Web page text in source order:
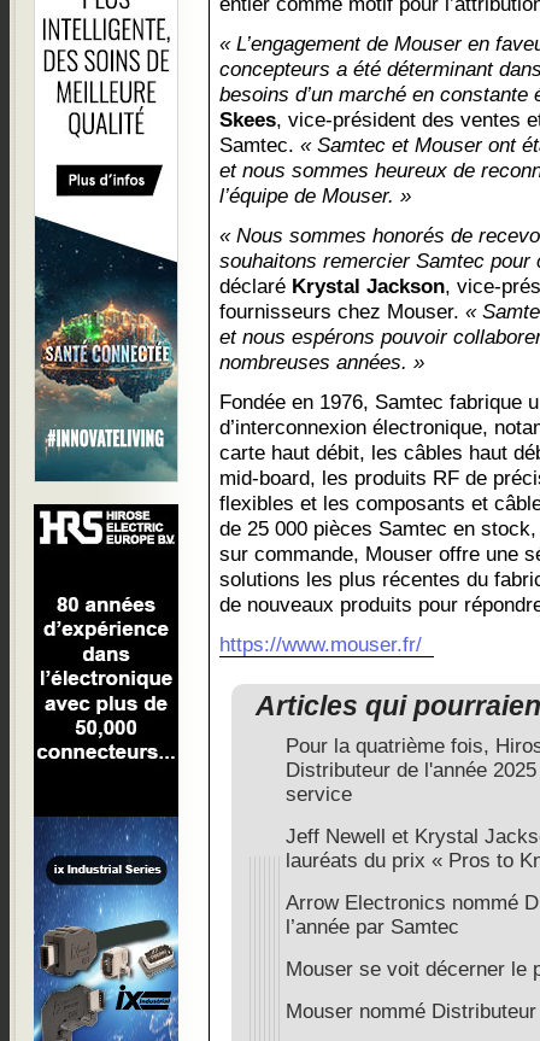
« L’engagement de Mouser en
concepteurs a été déterminant
besoins d’un marché en constante
Skees, vice-président des ventes
Samtec. « Samtec et Mouser ont
et nous sommes heureux de
l’équipe de Mouser. »
« Nous sommes honorés de
souhaitons remercier Samtec pour
déclaré Krystal Jackson, vice-
fournisseurs chez Mouser. «
et nous espérons pouvoir
nombreuses années. »
Fondée en 1976, Samtec fabrique
d’interconnexion électronique,
carte haut débit, les câbles haut
mid-board, les produits RF de
flexibles et les composants et
de 25 000 pièces Samtec en
sur commande, Mouser offre une
solutions les plus récentes du
de nouveaux produits pour
https://www.mouser.fr/
Articles qui
Pour la quatrième fois,
Distributeur de l'année
service
Jeff Newell et Krystal
lauréats du prix « Pros to
Arrow Electronics nommé
l’année par Samtec
Mouser se voit décerner le
Mouser nommé